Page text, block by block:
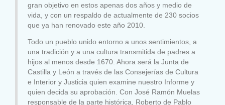
gran objetivo en estos apenas dos años y medio de
vida, y con un respaldo de actualmente de 230 socios
que ya han renovado este año 2010.
Todo un pueblo unido entorno a unos sentimientos, a
una tradición y a una cultura transmitida de padres a
hijos al menos desde 1670. Ahora será la Junta de
Castilla y León a través de las Consejerías de Cultura
e Interior y Justicia quien examine nuestro Informe y
quien decida su aprobación. Con José Ramón Muelas
responsable de la parte histórica, Roberto de Pablo